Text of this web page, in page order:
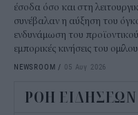
έσοδα όσο και στη
συνέβαλαν η αύξηση του
ενδυνάμωση του
εμπορικές κινήσεις του ομίλου
NEWSROOM / 05 Αυγ 2026
ΡΟΗ ΕΙΔΗΣΕΩΝ